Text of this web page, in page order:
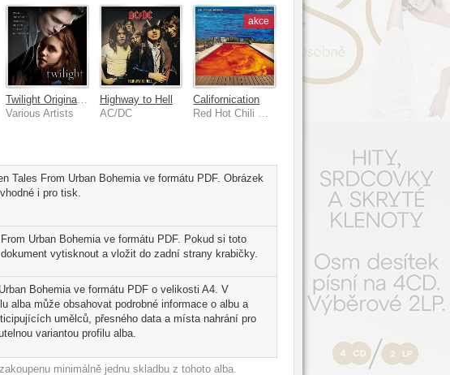
Various Artists
Highway to Hell
AC/DC
akce
Californication
Tales From Urban Bohemia ve formátu PDF. Obrázek
i pro tisk.
Urban Bohemia ve formátu PDF. Pokud si toto
vytisknout a vložit do zadní strany krabičky.
Bohemia ve formátu PDF o velikosti A4. V
alba může obsahovat podrobné informace o albu a
umělců, přesného data a místa nahrání pro
variantou profilu alba.
minimálně jednu skladbu z tohoto alba.